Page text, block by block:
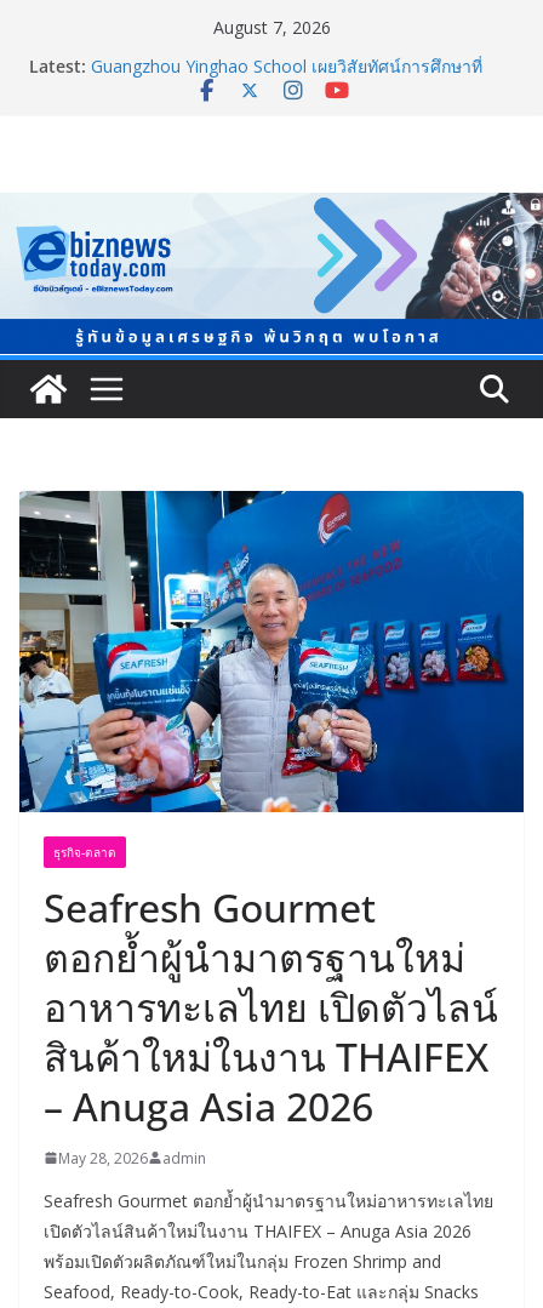
August 7, 2026
Latest: Guangzhou Yinghao School เผยวิสัยทัศน์การศึกษาที่
พร้อมรับอนาคต
วัยอันควร ทำสูญเสียทางเศรษฐกิจมหาศาล 1.6 ล้านล้าน
ภาครัฐ-เอกชนจับมือสัมมนาใหญ่ ยกระดับอุตสาหกรรมเซ
รามิกไทยสู่สากล พร้อมชวนผู้ประกอบไทยร่วมงาน
“Ceramics Vietnam & Stone Vietnam 2026”
อลิอันซ์ อยุธยา ส่งเสริมคนไทยเตรียมพร้อมรับมือวิกฤต
เปิดพื้นที่ “Level Up the Care by Allianz Ayudhya
นิทรรศการยกระดับ…ความเป็นห่วง” ในงาน Hug
HeartYai
ธุรกิจ-ตลาด
Seafresh Gourmet
ตอกย้ำผู้นำมาตรฐานใหม่
อาหารทะเลไทย เปิดตัวไลน์
สินค้าใหม่ในงาน THAIFEX
– Anuga Asia 2026
May 28, 2026 admin
Seafresh Gourmet ตอกย้ำผู้นำมาตรฐานใหม่อาหารทะเลไทย
เปิดตัวไลน์สินค้าใหม่ในงาน THAIFEX – Anuga Asia 2026
พร้อมเปิดตัวผลิตภัณฑ์ใหม่ในกลุ่ม Frozen Shrimp and
Seafood, Ready-to-Cook, Ready-to-Eat และกลุ่ม Snacks